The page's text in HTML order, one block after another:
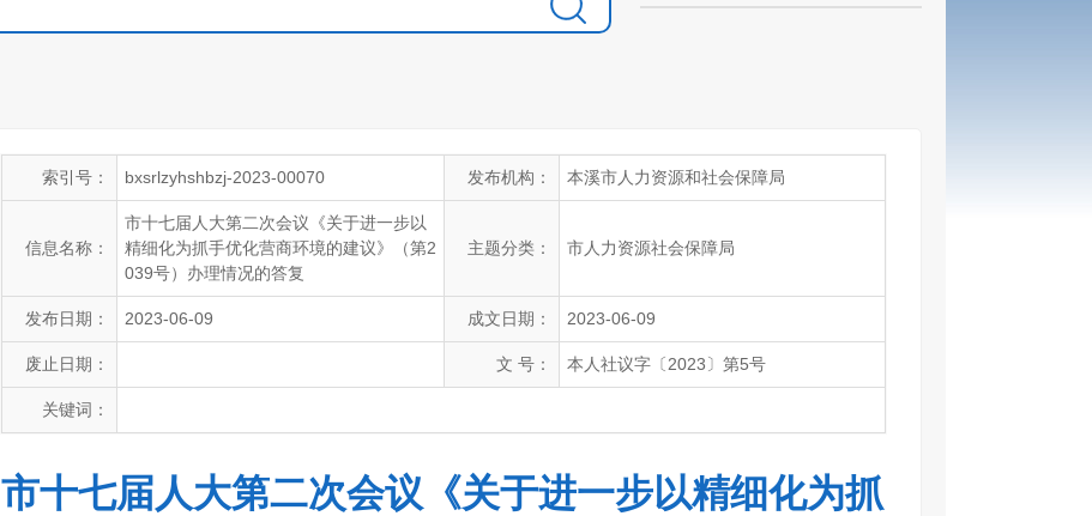
索引号： bxsrlzyhshbzj-2023-00070 发布机构： 本溪市人力资源和社会保障局
信息名称：
市十七届人大第二次会议《关于进一步以
精细化为抓手优化营商环境的建议》（第2
039号）办理情况的答复
主题分类： 市人力资源社会保障局
发布日期： 2023-06-09 成文日期： 2023-06-09
废止日期： 文 号： 本人社议字〔2023〕第5号
关键词：
市十七届人大第二次会议《关于进一步以精细化为抓